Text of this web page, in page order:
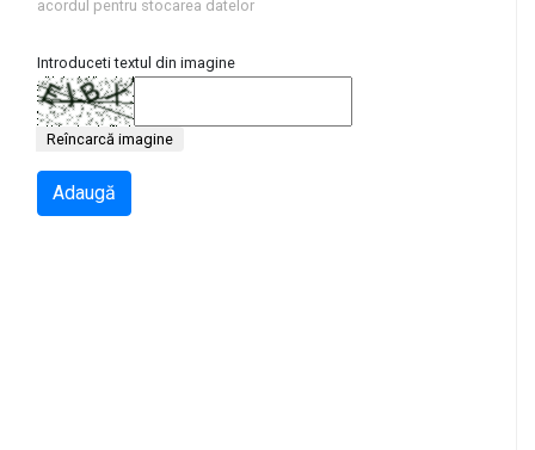
acordul pentru stocarea datelor
Introduceti textul din imagine
Reîncarcă imagine
Adaugă